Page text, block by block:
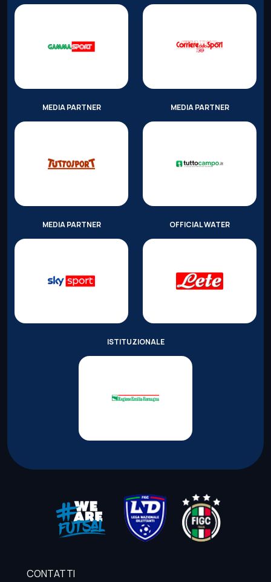
MEDIA PARTNER MEDIA PARTNER
MEDIA PARTNER OFFICIAL WATER
ISTITUZIONALE
CONTATTI